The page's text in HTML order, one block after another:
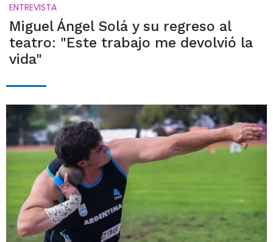
ENTREVISTA
Miguel Ángel Solá y su regreso al
teatro: "Este trabajo me devolvió la
vida"